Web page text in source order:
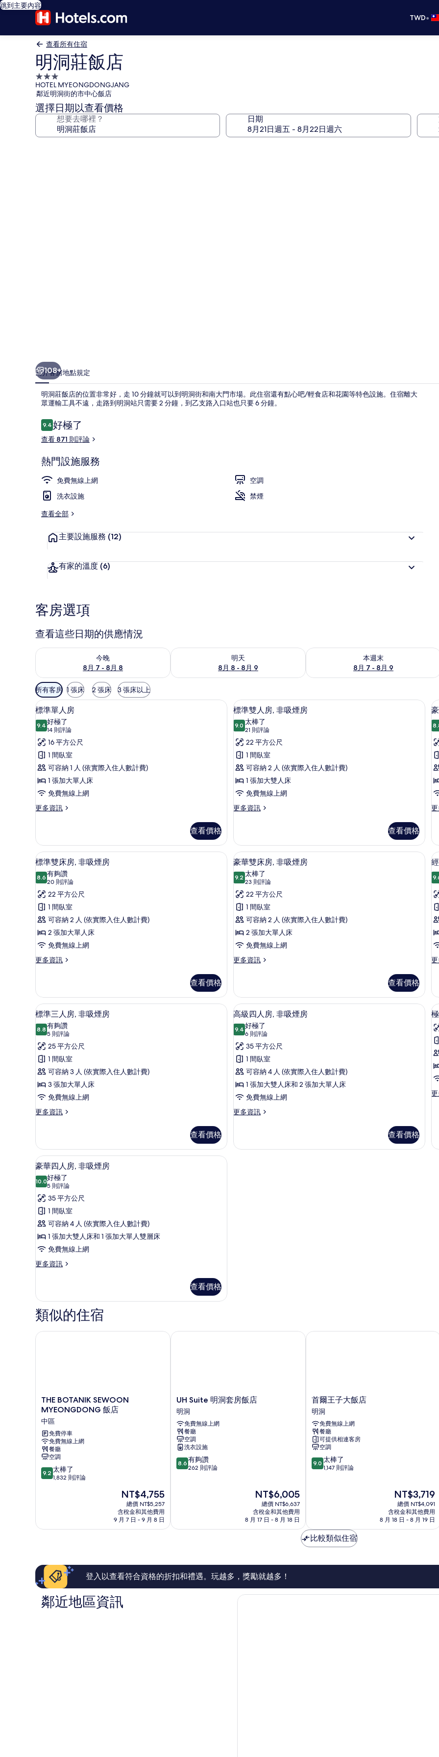
跳到主要內容
TWD•
查看所有住宿
明洞莊飯店
3.0
星
級
住
宿
HOTEL MYEONGDONGJANG
鄰近明洞街的市中心飯店
選擇日期以查看價格
想要去哪裡？ 日期
108+
簡介客房地點規定
明洞莊飯店的位置非常好，走 10 分鐘就可以到明洞街和南大門市場。此住宿還有點心吧/輕食店和花園等特色設施。住宿離大
眾運輸工具不遠，走路到明洞站只需要 2 分鐘，到乙支路入口站也只要 6 分鐘。
評
論
9.49.4 分，滿分 10 分，
好極了
查看 871 則評論
熱門設施服務
免費無線上網
空調
洗衣設施
禁煙
查看全部
主要設施服務 (12)
有家的溫度 (6)
客房選項
查看這些日期的供應情況
今晚
8月 7 - 8月 8
查看今晚 (8月 7 - 8月 8) 的供應情況
明天
8月 8 - 8月 9
查看明天 (8月 8 - 8月 9) 的供應情況
本週末
8月 7 - 8月 9
查看本週末 (8月 7 - 8月 9) 的供應情況
可
用
的
客
房
篩
選
條
件
所有客房 1 張床 2 張床 3 張床以上
顯
示
標
準
單
人
房
的
所
片
標準單人房 | 客房內保險箱、書桌、筆電工作空間、隔音
6
標準單人房
9.49.4 分，滿分 10 分
好極了
14 則評論
(14
則
評
論)
16 平方公尺
1 間臥室
可容納 1 人 (依實際入住人數計費)
1 張加大單人床
免費無線上網
更多資訊
更
單
人
房
詳
查看價格
顯
示
標
準
雙
人
房,
非
吸
的
所
有
相
片
標準雙人房, 非吸煙房 | 客房內保險箱
11
標準雙人房, 非吸煙房
9.09.0 分，滿分 10 分
太棒了
21 則評論
(21
則
評
論)
22 平方公尺
1 間臥室
可容納 2 人 (依實際入住人數計費)
1 張加大雙人床
免費無線上網
更多資訊
更
雙
人
房,
吸
房
的
詳
情
查看價格
更
雙
人
房,
吸
房
的
詳
情
顯
示
標
準
雙
床
房,
非
吸
的
所
有
相
片
標準雙床房, 非吸煙房 | 客房內保險箱、書桌、筆電工作空間、隔音
8
標準雙床房, 非吸煙房
8.68.6 分，滿分 10 分
有夠讚
20 則評論
(20
則
評
論)
22 平方公尺
1 間臥室
可容納 2 人 (依實際入住人數計費)
2 張加大單人床
免費無線上網
更多資訊
更
雙
床
房,
吸
房
的
詳
情
查看價格
顯
示
豪
華
雙
床
房,
非
吸
的
所
有
相
片
豪華雙床房, 非吸煙房 | 客房內保險箱
14
豪華雙床房, 非吸煙房
9.29.2 分，滿分 10 分
太棒了
23 則評論
(23
則
評
論)
22 平方公尺
1 間臥室
可容納 2 人 (依實際入住人數計費)
2 張加大單人床
免費無線上網
更多資訊
更
雙
床
房,
吸
房
的
詳
情
查看價格
所
更
三
人
房,
吸
煙
房
的
詳
情
顯
示
標
準
三
人
房,
非
吸
的
所
有
相
片
標準三人房, 非吸煙房 | 客房內保險箱、書桌、筆電工作空間、隔音
5
標準三人房, 非吸煙房
8.88.8 分，滿分 10 分
有夠讚
5 則評論
(5
則
評
論)
25 平方公尺
1 間臥室
可容納 3 人 (依實際入住人數計費)
3 張加大單人床
免費無線上網
更多資訊
更
三
人
房,
吸
房
的
詳
情
查看價格
顯
示
高
級
四
人
房,
非
吸
的
高級四人房, 非吸煙房 | 客房內保險箱
5
高級四人房, 非吸煙房
9.49.4 分，滿分 10 分
好極了
6 則評論
(6
則
評
論)
35 平方公尺
1 間臥室
可容納 4 人 (依實際入住人數計費)
1 張加大雙人床和 2 張加大單人床
免費無線上網
更多資訊
更
四
查看價格
顯
四
更
房,
顯
示
豪
華
四
人
房,
非
吸
的
所
相
豪華四人房, 非吸煙房 | 客房內保險箱、書桌、筆電工作空間、隔音
8
豪華四人房, 非吸煙房
10.010.0 分，滿分 10 分
好極了
5 則評論
(5
則
評
論)
35 平方公尺
1 間臥室
可容納 4 人 (依實際入住人數計費)
1 張加大雙人床和 1 張加大單人雙層床
免費無線上網
更多資訊
更
四
人
房,
非
吸
查看價格
類似的住宿
THE
BOTANIK
SEWOON
MYEONGDONG
飯
店
中
區
THE BOTANIK SEWOON
MYEONGDONG 飯店
中區
免費停車
免費無線上網
餐廳
空調
9.2
分，
棒
評
9.2 太棒了
1,832 則評論
現
在
價
格
為
NT$4,755
總價 NT$5,257
含稅金和其他費用
9 月 7 日 - 9 月 8 日
THE BOTANIK SEWOON MYEONGDONG 飯店
UH
Suite
明
洞
套
房
飯
店
明
UH Suite 明洞套房飯店
明洞
免費無線上網
餐廳
空調
洗衣設施
8.6
分，
讚，
論
8.6 有夠讚
262 則評論
現
價
格
為
NT$6,005
總價 NT$6,637
含稅金和其他費用
8 月 17 日 - 8 月 18 日
UH Suite 明洞套房飯店
首
爾
王
子
大
飯
店
明
洞
首爾王子大飯店
明洞
免費無線上網
餐廳
可提供相連客房
空調
9.0
分，
了，
1,147
則
論
9.0 太棒了
1,147 則評論
現
在
價
格
為
NT$3,719
總價 NT$4,091
含稅金和其他費用
8 月 18 日 - 8 月 19 日
首爾王子大飯店
比較類似住宿
登入以查看符合資格的折扣和禮遇。玩越多，獎勵就越多！
鄰近地區資訊